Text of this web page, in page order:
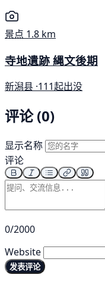
景点 1.8 km
寺地遺跡 縄文後期
新潟县 ·111起出没
评论 (0)
显示名称
评论
0/2000
Website
发表评论